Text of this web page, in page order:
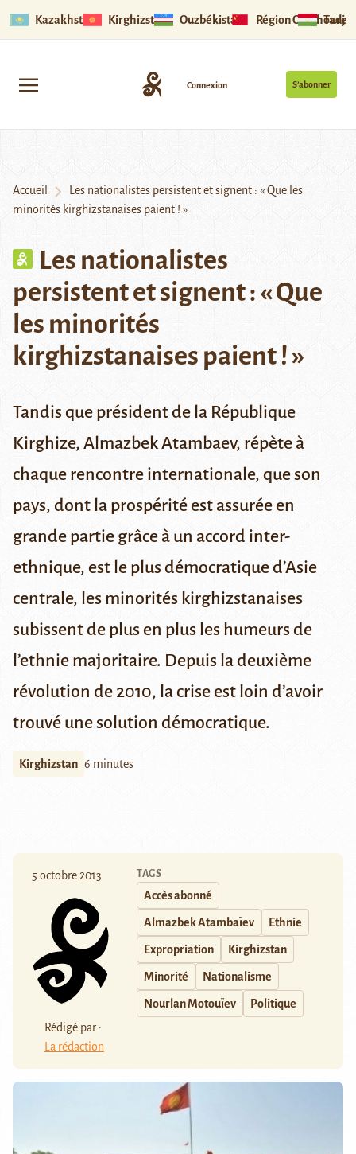
Kazakhstan Kirghizstan Ouzbékistan Région Ouïghoure
S’abonner
Connexion
Accueil
Les nationalistes persistent et signent : « Que les
minorités kirghizstanaises paient ! »
Les nationalistes
persistent et signent : « Que
les minorités
kirghizstanaises paient ! »
Tandis que président de la République
Kirghize, Almazbek Atambaev, répète à
chaque rencontre internationale, que son
pays, dont la prospérité est assurée en
grande partie grâce à un accord inter-
ethnique, est le plus démocratique d’Asie
centrale, les minorités kirghizstanaises
subissent de plus en plus les humeurs de
l’ethnie majoritaire. Depuis la deuxième
révolution de 2010, la crise est loin d’avoir
trouvé une solution démocratique.
Kirghizstan 6 minutes
5 octobre 2013
Rédigé par :
La rédaction
TAGS
Accès abonné
Almazbek Atambaïev Ethnie
Expropriation Kirghizstan
Minorité Nationalisme
Nourlan Motouïev Politique